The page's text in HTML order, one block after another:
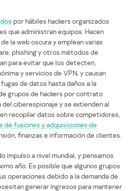
por hábiles hackers organizados
que administran equipos. Hacen
la web oscura y emplean varias
phishing y otros métodos de
para evitar que los detecten,
y servicios de VPN, y causan
de datos hasta daños a la
grupos de hackers por contrato
ciberespionaje y se extienden al
recopilar datos sobre competidores,
de fusiones y adquisiciones de
finanzas e información de clientes.
impulso a nivel mundial, y pensamos
año. Es posible que algunos grupos
operaciones debido a la demanda de
generar ingresos para mantener